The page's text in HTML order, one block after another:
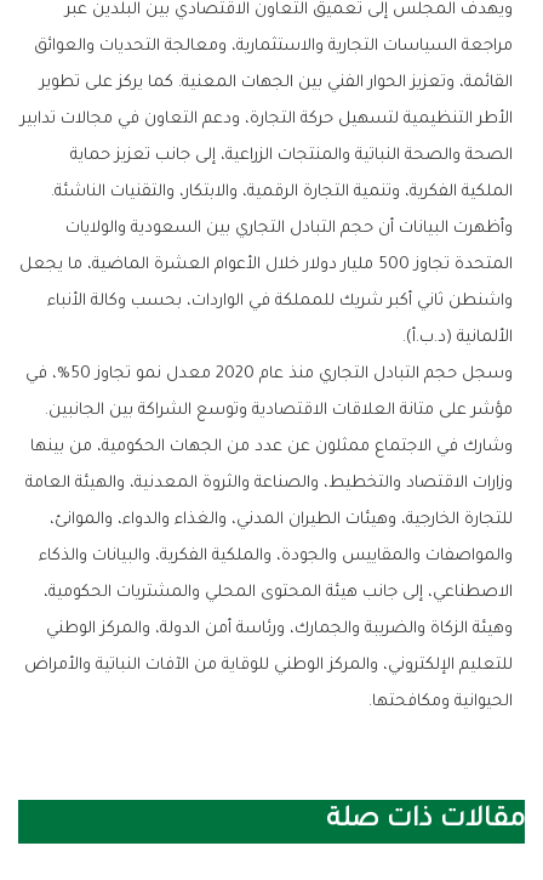
ويهدف المجلس إلى تعميق التعاون الاقتصادي بين البلدين عبر
مراجعة السياسات التجارية والاستثمارية، ومعالجة التحديات والعوائق
القائمة، وتعزيز الحوار الفني بين الجهات المعنية. كما يركز على تطوير
الأطر التنظيمية لتسهيل حركة التجارة، ودعم التعاون في مجالات تدابير
الصحة والصحة النباتية والمنتجات الزراعية، إلى جانب تعزيز حماية
الملكية الفكرية، وتنمية التجارة الرقمية، والابتكار، والتقنيات الناشئة.
وأظهرت البيانات أن حجم التبادل التجاري بين السعودية والولايات
المتحدة تجاوز 500 مليار دولار خلال الأعوام العشرة الماضية، ما يجعل
واشنطن ثاني أكبر شريك للمملكة في الواردات، بحسب وكالة الأنباء
الألمانية (د.ب.أ).
وسجل حجم التبادل التجاري منذ عام 2020 معدل نمو تجاوز 50%، في
مؤشر على متانة العلاقات الاقتصادية وتوسع الشراكة بين الجانبين.
وشارك في الاجتماع ممثلون عن عدد من الجهات الحكومية، من بينها
وزارات الاقتصاد والتخطيط، والصناعة والثروة المعدنية، والهيئة العامة
للتجارة الخارجية، وهيئات الطيران المدني، والغذاء والدواء، والموانئ،
والمواصفات والمقاييس والجودة، والملكية الفكرية، والبيانات والذكاء
الاصطناعي، إلى جانب هيئة المحتوى المحلي والمشتريات الحكومية،
وهيئة الزكاة والضريبة والجمارك، ورئاسة أمن الدولة، والمركز الوطني
للتعليم الإلكتروني، والمركز الوطني للوقاية من الآفات النباتية والأمراض
الحيوانية ومكافحتها.
مقالات ذات صلة